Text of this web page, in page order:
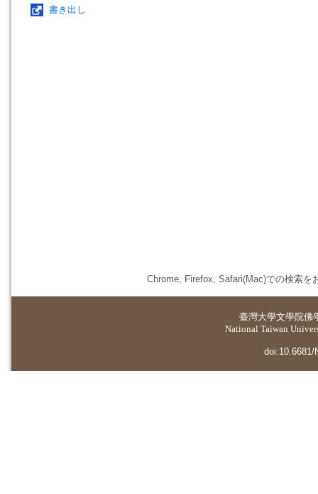
書き出し
Chrome, Firefox, Safari(Mac)での検索を
臺灣大學文學院佛
National Taiwan
doi:10.6681/